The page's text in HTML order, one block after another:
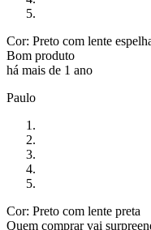
Cor: Preto com lente
Bom produto
há mais de 1 ano
Paulo
Cor: Preto com lente preta
Quem comprar vai